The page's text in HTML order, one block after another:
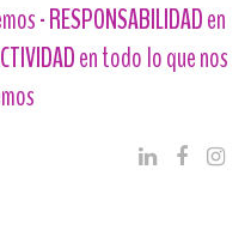
-RESPONSABILIDADen
en todo lo que nos